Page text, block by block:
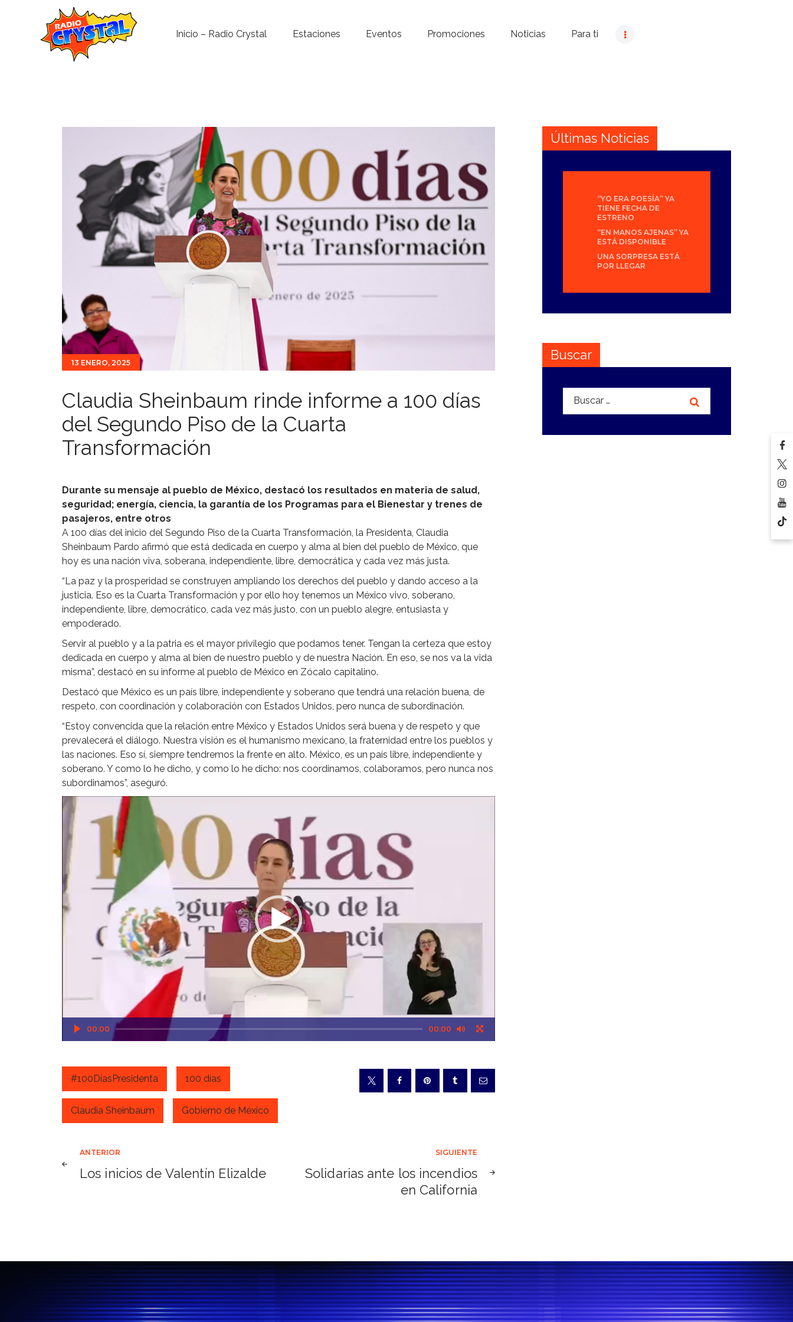
Inicio – Radio Crystal Estaciones Eventos Promociones Noticias Para ti
Noticias
Para ti
Contacto
13 ENERO, 2025
Claudia Sheinbaum rinde informe a 100 días
del Segundo Piso de la Cuarta
Transformación
Durante su mensaje al pueblo de México, destacó los resultados en materia de salud,
seguridad; energía, ciencia, la garantía de los Programas para el Bienestar y trenes de
pasajeros, entre otros
A 100 días del inicio del Segundo Piso de la Cuarta Transformación, la Presidenta, Claudia
Sheinbaum Pardo afirmó que está dedicada en cuerpo y alma al bien del pueblo de México, que
hoy es una nación viva, soberana, independiente, libre, democrática y cada vez más justa.
“La paz y la prosperidad se construyen ampliando los derechos del pueblo y dando acceso a la
justicia. Eso es la Cuarta Transformación y por ello hoy tenemos un México vivo, soberano,
independiente, libre, democrático, cada vez más justo, con un pueblo alegre, entusiasta y
empoderado.
Servir al pueblo y a la patria es el mayor privilegio que podamos tener. Tengan la certeza que estoy
dedicada en cuerpo y alma al bien de nuestro pueblo y de nuestra Nación. En eso, se nos va la vida
misma”, destacó en su informe al pueblo de México en Zócalo capitalino.
Destacó que México es un país libre, independiente y soberano que tendrá una relación buena, de
respeto, con coordinación y colaboración con Estados Unidos, pero nunca de subordinación.
“Estoy convencida que la relación entre México y Estados Unidos será buena y de respeto y que
prevalecerá el diálogo. Nuestra visión es el humanismo mexicano, la fraternidad entre los pueblos y
las naciones. Eso sí, siempre tendremos la frente en alto. México, es un país libre, independiente y
soberano. Y como lo he dicho, y como lo he dicho: nos coordinamos, colaboramos, pero nunca nos
subordinamos”, aseguró.
Reproductor
de
vídeo
00:00 00:00
#100DíasPresidenta 100 días
Claudia Sheinbaum Gobierno de México
Navegación
ANTERIOR
Los inicios de Valentín Elizalde
SIGUIENTE
Solidarias ante los incendios
en California
Últimas Noticias
“YO ERA POESÍA” YA
TIENE FECHA DE
ESTRENO
“EN MANOS AJENAS” YA
ESTÁ DISPONIBLE
UNA SORPRESA ESTÁ
POR LLEGAR
Buscar
Buscar: